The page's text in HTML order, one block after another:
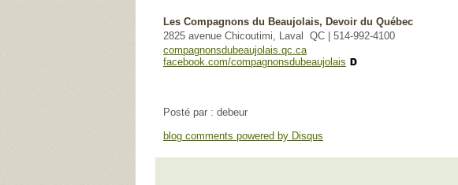
Les Compagnons du Beaujolais, Devoir du Québec
2825 avenue Chicoutimi, Laval QC | 514-992-4100
compagnonsdubeaujolais.qc.ca
facebook.com/compagnonsdubeaujolais
Posté par : debeur
blog comments powered by Disqus